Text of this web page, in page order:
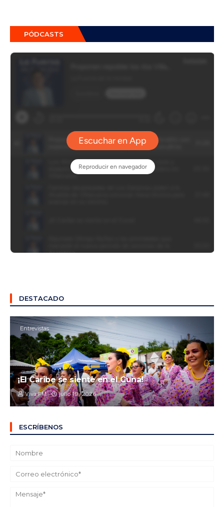
PÓDCASTS
DESTACADO
Entrevistas
¡El Caribe se siente en el Cuna!
Viva FM julio 19, 2026
ESCRÍBENOS